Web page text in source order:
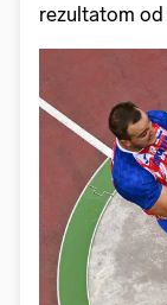
rezultatom